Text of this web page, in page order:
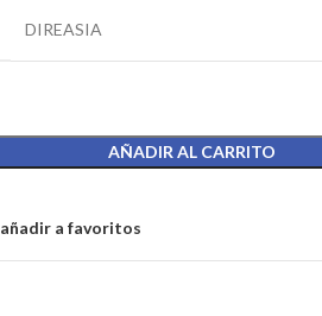
DIREASIA
AÑADIR AL CARRITO
añadir a favoritos